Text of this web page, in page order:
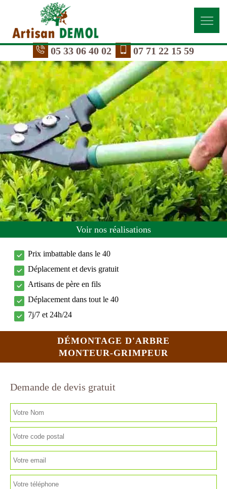
05 33 06 40 02 07 71 22 15 59
Voir nos réalisations
Prix imbattable dans le 40
Déplacement et devis gratuit
Artisans de père en fils
Déplacement dans tout le 40
7j/7 et 24h/24
DÉMONTAGE D'ARBRE
MONTEUR-GRIMPEUR
Demande de devis gratuit